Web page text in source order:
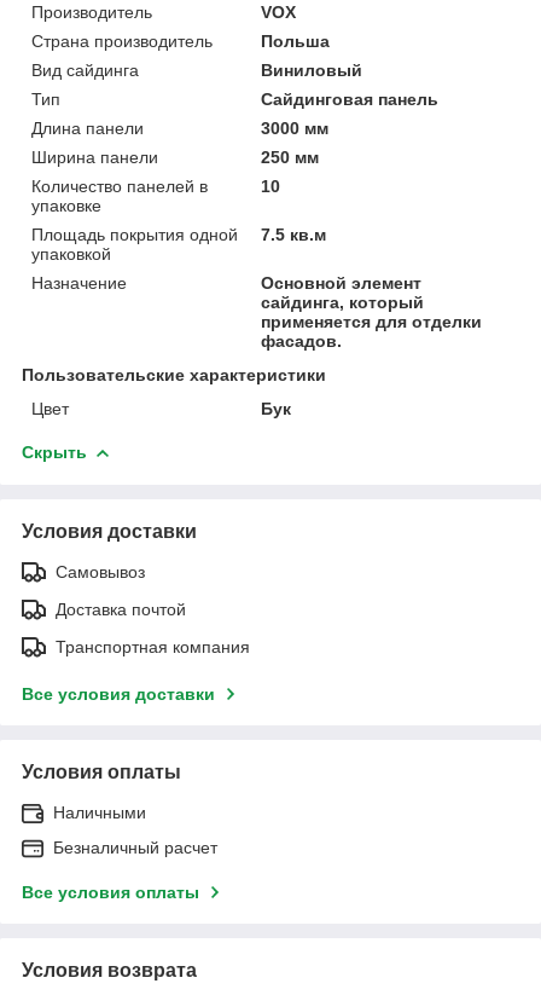
Производитель
VOX
Страна производитель
Польша
Вид сайдинга
Виниловый
Тип
Сайдинговая панель
Длина панели
3000 мм
Ширина панели
250 мм
Количество панелей в
упаковке
10
Площадь покрытия одной
упаковкой
7.5 кв.м
Назначение
Основной элемент
сайдинга, который
применяется для отделки
фасадов.
Пользовательские характеристики
Цвет
Бук
Скрыть
Условия доставки
Самовывоз
Доставка почтой
Транспортная компания
Все условия доставки
Условия оплаты
Наличными
Безналичный расчет
Все условия оплаты
Условия возврата